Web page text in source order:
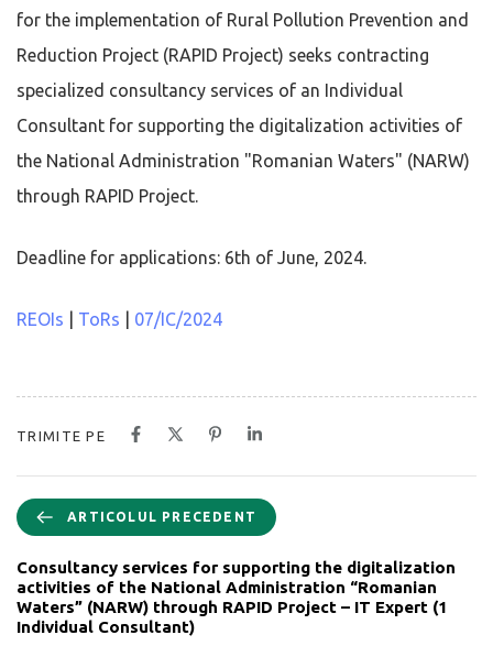
for the implementation of Rural Pollution Prevention and
Reduction Project (RAPID Project) seeks contracting
specialized consultancy services of an Individual
Consultant for supporting the digitalization activities of
the National Administration "Romanian Waters" (NARW)
through RAPID Project.
Deadline for applications: 6th of June, 2024.
REOIs ToRs 07/IC/2024
TRIMITE PE
ARTICOLUL PRECEDENT
Consultancy services for supporting the digitalization
activities of the National Administration “Romanian
Waters” (NARW) through RAPID Project – IT Expert (1
Individual Consultant)